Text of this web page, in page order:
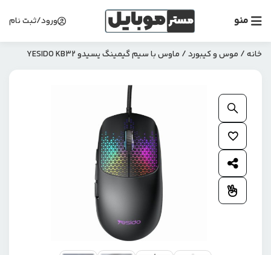
منو ورود/ثبت نام
خانه/ موس و کیبورد/ ماوس با سیم گیمینگ یسیدو YESIDO KB32
افزودن به علاقمندی ها
اشتراک گذاری محصول